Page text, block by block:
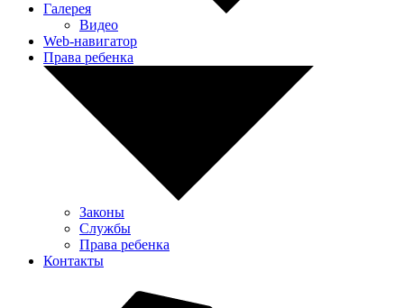
Галерея
Видео
Web-навигатор
Права ребенка
Законы
Службы
Права ребенка
Контакты